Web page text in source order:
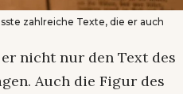
zahlreiche Texte, die er auch
nicht nur den Text des
Auch die Figur des